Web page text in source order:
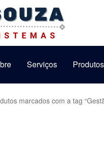
Serviços Produtos
marcados com a tag